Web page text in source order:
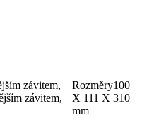
závitem,
závitem,
Rozměry100
X 111 X 310
mm